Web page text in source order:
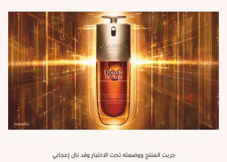
جربت المنتج ووضعته تحت الاختبار وقد نال إعجابي